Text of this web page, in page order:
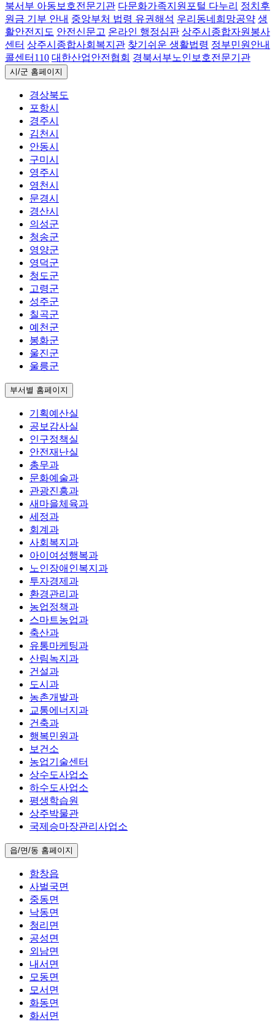
북서부 아동보호전문기관 다문화가족지원포털 다누리 정치후
원금 기부 안내 중앙부처 법령 유권해석 우리동네희망공약 생
활안전지도 안전신문고 온라인 행정심판 상주시종합자원봉사
센터 상주시종합사회복지관 찾기쉬운 생활법령 정부민원안내
콜센터110 대한산업안전협회 경북서부노인보호전문기관
시/군 홈페이지
경상북도
포항시
경주시
김천시
안동시
구미시
영주시
영천시
문경시
경산시
의성군
청송군
영양군
영덕군
청도군
고령군
성주군
칠곡군
예천군
봉화군
울진군
울릉군
부서별 홈페이지
기획예산실
공보감사실
인구정책실
안전재난실
총무과
문화예술과
관광진흥과
새마을체육과
세정과
회계과
사회복지과
아이여성행복과
노인장애인복지과
투자경제과
환경관리과
농업정책과
스마트농업과
축산과
유통마케팅과
산림녹지과
건설과
도시과
농촌개발과
교통에너지과
건축과
행복민원과
보건소
농업기술센터
상수도사업소
하수도사업소
평생학습원
상주박물관
국제승마장관리사업소
읍/면/동 홈페이지
함창읍
사벌국면
중동면
낙동면
청리면
공성면
외남면
내서면
모동면
모서면
화동면
화서면